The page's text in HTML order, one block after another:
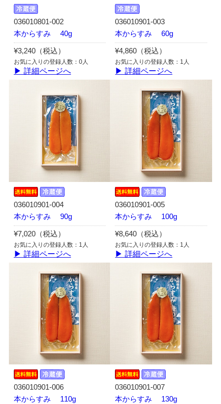
036010801-002
本からすみ 40g
¥3,240（税込）
お気に入りの登録人数：0人
▶ 詳細ページへ
036010901-003
本からすみ 60g
¥4,860（税込）
お気に入りの登録人数：1人
▶ 詳細ページへ
036010901-004
本からすみ 90g
¥7,020（税込）
お気に入りの登録人数：1人
▶ 詳細ページへ
036010901-005
本からすみ 100g
¥8,640（税込）
お気に入りの登録人数：1人
▶ 詳細ページへ
036010901-006
本からすみ 110g
036010901-007
本からすみ 130g